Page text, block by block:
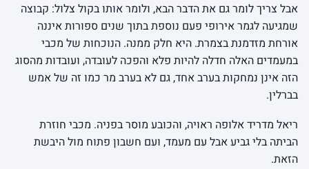
אבל צריך לומר גם את הדבר הבא, ולומר אותו בקול צלול: קבוצה
שמגיעה לגמר אירופי פעם נוספת בתוך שנים ספורות איננה
אורחת מזדמנת בצמרת. היא חלק ממנה. הנוכחות של מכבי
במעמדים האלה חדלה להיות פלא והפכה לעובדה, ועובדות מהסוג
הזה אינן נמחקות בערב אחד, גם לא בערב מר כמו זה של אמש
בברלין.
ריאל מדריד אלופה ראויה, והכובע מוסר בפניה. מכבי חוזרת
הביתה בלי גביע אבל עם מעמד, ועם חשבון פתוח מול היבשת
הזאת.